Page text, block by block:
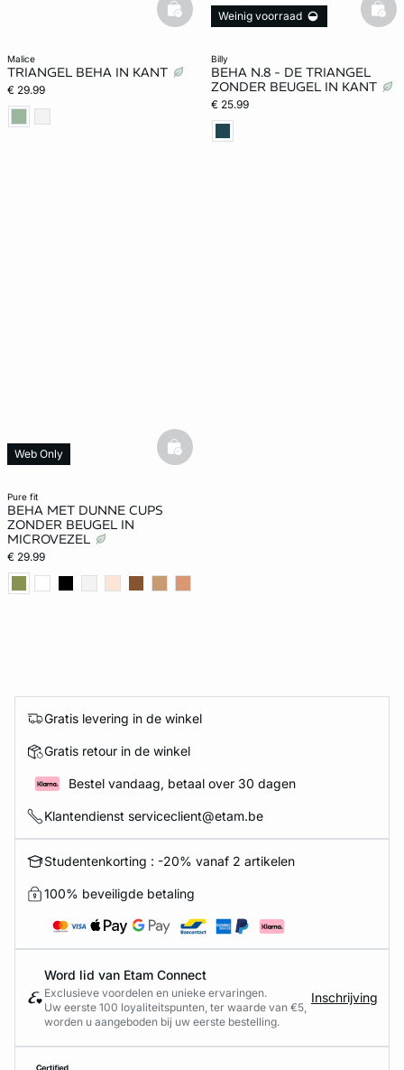
malice
TRIANGEL BEHA IN KANT
€ 29.99
basketfull
billy
BEHA N.8 - DE TRIANGEL
ZONDER BEUGEL IN KANT
€ 25.99
Weinig voorraad
pure fit
BEHA MET DUNNE CUPS
ZONDER BEUGEL IN
MICROVEZEL
€ 29.99
Web Only basketfull
Gratis levering in de winkel
Gratis retour in de winkel
Bestel vandaag, betaal over 30 dagen
Klantendienst serviceclient@etam.be
Studentenkorting : -20% vanaf 2 artikelen
100% beveiligde betaling
Word lid van Etam Connect
Exclusieve voordelen en unieke ervaringen.
Uw eerste 100 loyaliteitspunten, ter waarde van €5,
worden u aangeboden bij uw eerste bestelling.
Inschrijving